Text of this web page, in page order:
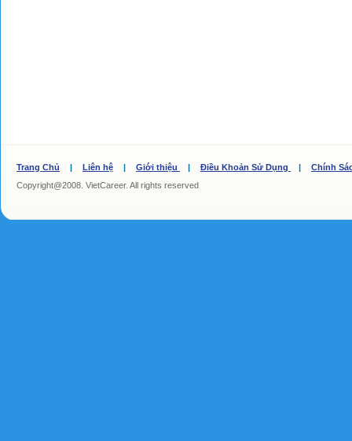
Trang Chủ | Liên hệ | Giới thiệu | Điều Khoản Sử Dụng |
Chính
Copyright@2008. VietCareer. All rights reserved